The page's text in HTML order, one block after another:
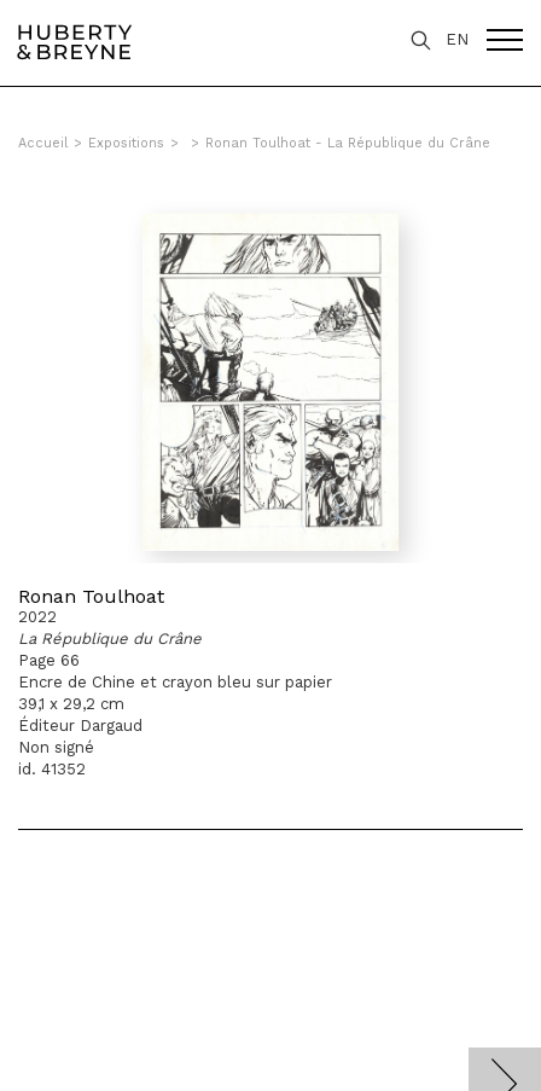
EN
Accueil > Expositions > > Ronan Toulhoat - La République du Crâne
Ronan Toulhoat
2022
La République du Crâne
Page 66
Encre de Chine et crayon bleu sur papier
39,1 x 29,2 cm
Éditeur Dargaud
Non signé
id. 41352